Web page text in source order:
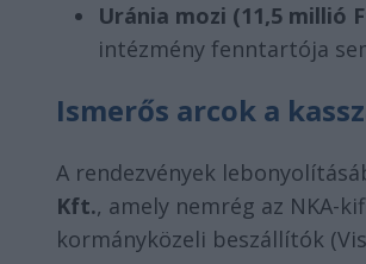
Uránia mozi (11,5 millió
intézmény fenntartója
Ismerős arcok a
A rendezvények
Kft., amely nemrég az NKA-
kormányközeli beszállítók